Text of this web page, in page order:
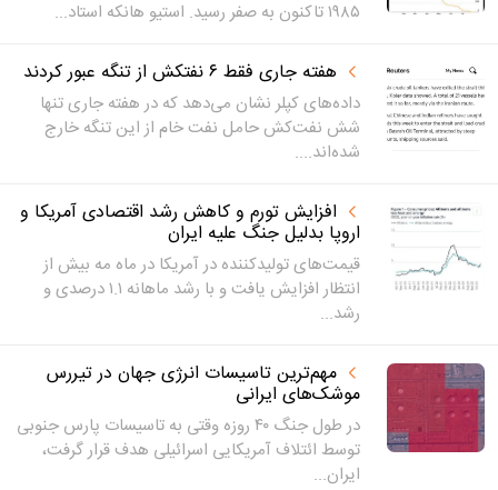
۱۹۸۵ تاکنون به صفر رسید. استیو هانکه استاد...
هفته جاری فقط ۶ نفتکش از تنگه عبور کردند
داده‌های کپلر نشان می‌دهد که در هفته جاری تنها
شش نفت‌کش حامل نفت خام از این تنگه خارج
شده‌اند....
افزایش تورم و کاهش رشد اقتصادی آمریکا و
اروپا بدلیل جنگ علیه ایران
قیمت‌های تولیدکننده در آمریکا در ماه مه بیش از
انتظار افزایش یافت و با رشد ماهانه ۱.۱ درصدی و
رشد...
مهم‌ترین تاسیسات انرژی جهان در تیررس
موشک‌های ایرانی
در طول جنگ ۴۰ روزه وقتی به تاسیسات پارس جنوبی
توسط ائتلاف آمریکایی اسرائیلی هدف قرار گرفت،
ایران...